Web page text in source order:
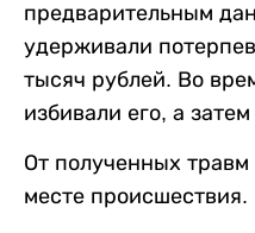
предварительным
удерживали
тысяч рублей. Во
избивали его, а
От полученных
месте происшествия.